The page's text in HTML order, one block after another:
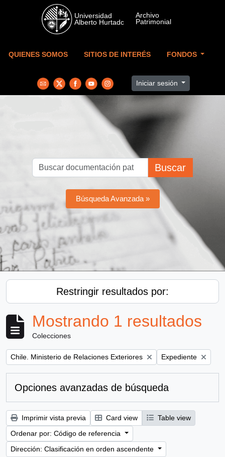
Skip to main content
QUIENES SOMOS SITIOS DE INTERÉS FONDOS
Iniciar sesión
Buscar
Búsqueda Avanzada »
Restringir resultados por:
Mostrando 1 resultados
Colecciones
Remove filter:
Chile. Ministerio de Relaciones Exteriores Remove filter:
Expediente
Opciones avanzadas de búsqueda
Imprimir vista previa Card view
Table view
Ordenar por: Código de referencia
Dirección: Clasificación en orden ascendente